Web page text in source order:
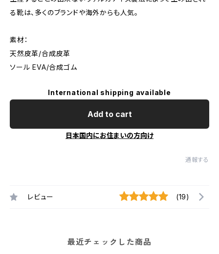
る靴は、多くのブランドや海外からも人気。
素材：
天然皮革/合成皮革
ソール EVA/合成ゴム
International shipping available
Add to cart
日本国内にお住まいの方向け
通報する
レビュー (19)
最近チェックした商品